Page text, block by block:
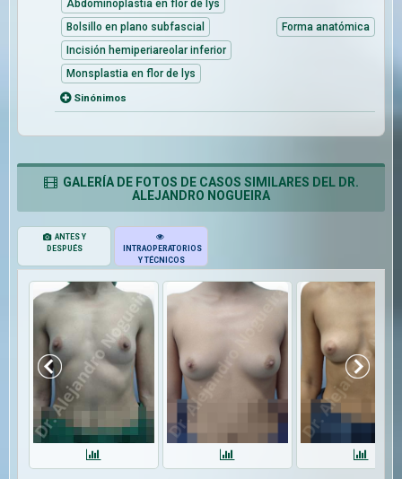
Abdominoplastia en flor de lys
Bolsillo en plano subfascial
Forma anatómica
Incisión hemiperiareolar inferior
Monsplastia en flor de lys
Sinónimos
GALERÍA DE FOTOS DE CASOS SIMILARES DEL DR.
ALEJANDRO NOGUEIRA
ANTES Y
DESPUÉS
INTRAOPERATORIOS
Y TÉCNICOS